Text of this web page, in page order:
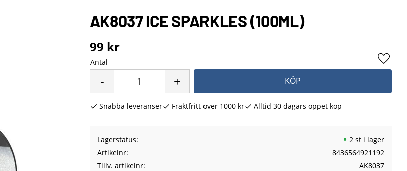
AK8037 ICE SPARKLES (100ML)
99 kr
Antal
+
- KÖP
Lägg
Snabba leveranser Fraktfritt över 1000 kr Alltid 30 dagars öppet köp
Lagerstatus
2 st i lager
Artikelnr
8436564921192
Tillv. artikelnr
AK8037